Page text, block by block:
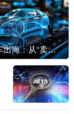
中国汽车出海：从“卖出去”到“走进去”